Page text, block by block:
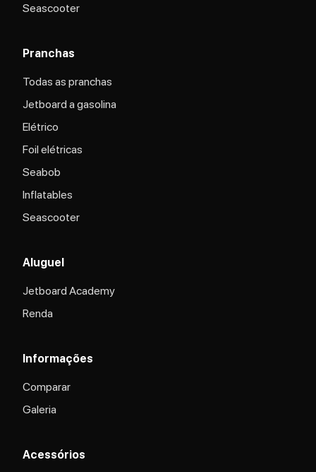
Seascooter
Pranchas
Todas as pranchas
Jetboard a gasolina
Elétrico
Foil elétricas
Seabob
Inflatables
Seascooter
Aluguel
Jetboard Academy
Renda
Informações
Comparar
Galeria
Acessórios